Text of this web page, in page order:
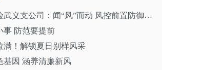
人保财险武义支公司：闻“风”而动 风控前置防御台风
事 防范要提前
满！解锁夏日别样风采
基因 涵养清廉新风